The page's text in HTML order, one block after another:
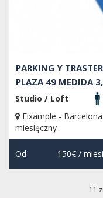
PARKING Y
PLAZA 49 MEDIDA
Studio / Loft
Eixample - Barcelona
miesięczny
Od 150€/
11